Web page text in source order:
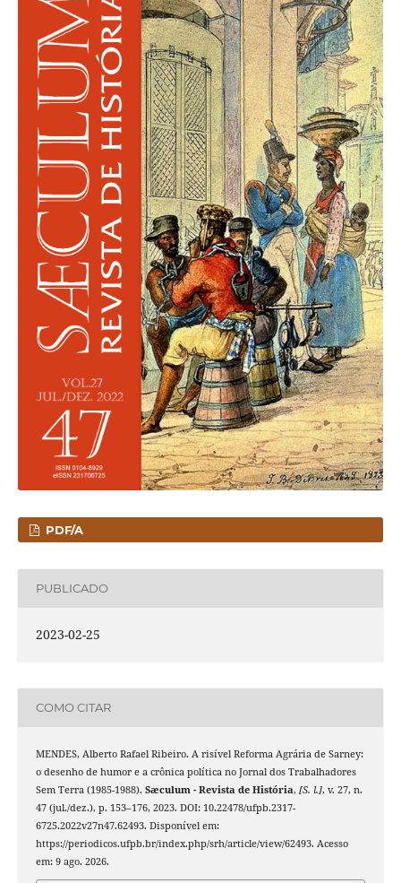
PDF/A
PUBLICADO
2023-02-25
COMO CITAR
MENDES, Alberto Rafael Ribeiro. A risível Reforma Agrária de Sarney:
o desenho de humor e a crônica política no Jornal dos Trabalhadores
Sem Terra (1985-1988). Sæculum - Revista de História, [S. l.], v. 27, n.
47 (jul./dez.), p. 153–176, 2023. DOI: 10.22478/ufpb.2317-
6725.2022v27n47.62493. Disponível em:
https://periodicos.ufpb.br/index.php/srh/article/view/62493. Acesso
em: 9 ago. 2026.